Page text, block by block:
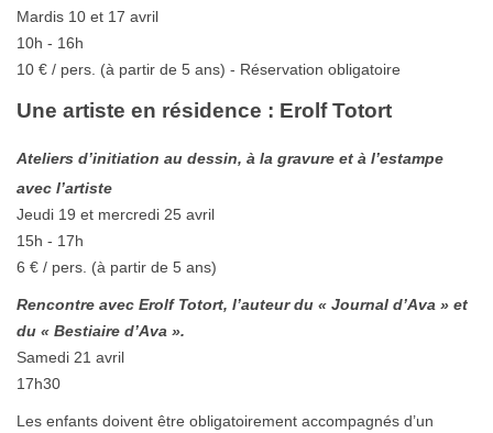
Mardis 10 et 17 avril
10h - 16h
10 € / pers. (à partir de 5 ans) - Réservation obligatoire
Une artiste en résidence : Erolf Totort
Ateliers d’initiation au dessin, à la gravure et à l’estampe
avec l’artiste
Jeudi 19 et mercredi 25 avril
15h - 17h
6 € / pers. (à partir de 5 ans)
Rencontre avec Erolf Totort, l’auteur du « Journal d’Ava » et
du « Bestiaire d’Ava ».
Samedi 21 avril
17h30
Les enfants doivent être obligatoirement accompagnés d’un